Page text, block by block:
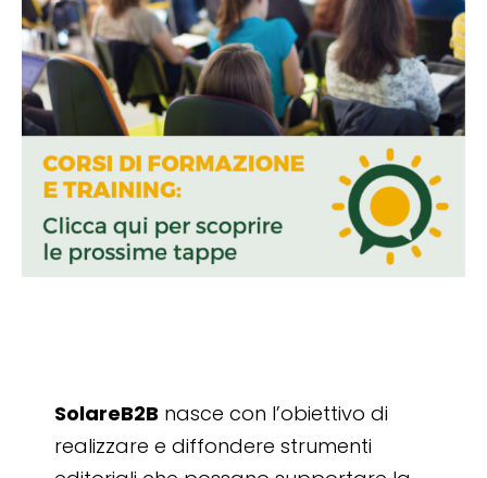
SolareB2B nasce con l’obiettivo di
realizzare e diffondere strumenti